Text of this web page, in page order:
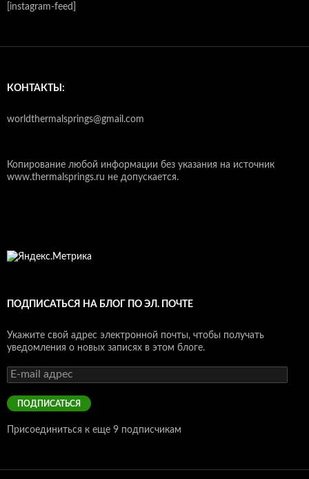
[instagram-feed]
КОНТАКТЫ:
worldthermalsprings@gmail.com
Копирование любой информации без указания на источник
www.thermalsprings.ru не допускается.
ПОДПИСАТЬСЯ НА БЛОГ ПО ЭЛ. ПОЧТЕ
Укажите свой адрес электронной почты, чтобы получать
уведомления о новых записях в этом блоге.
E-
mail
адрес
ПОДПИСАТЬСЯ
Присоединиться к еще 9 подписчикам